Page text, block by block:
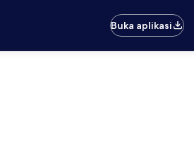
Buka aplikasi